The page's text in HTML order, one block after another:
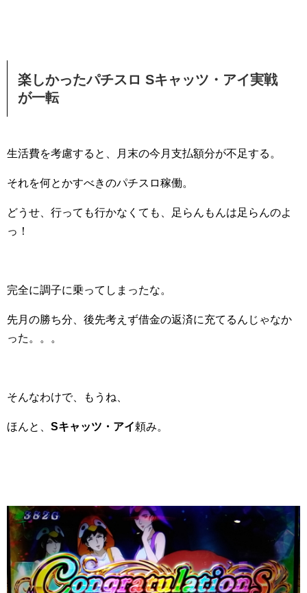
楽しかったパチスロ Sキャッツ・アイ実戦
が一転
生活費を考慮すると、月末の今月支払額分が不足する。
それを何とかすべきのパチスロ稼働。
どうせ、行っても行かなくても、足らんもんは足らんのよ
っ！
完全に調子に乗ってしまったな。
先月の勝ち分、後先考えず借金の返済に充てるんじゃなか
った。。。
そんなわけで、もうね、
ほんと、 Sキャッツ・アイ頼み。